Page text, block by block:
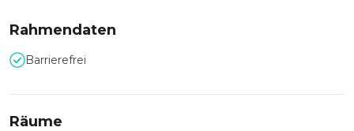
Rahmendaten
Barrierefrei
Räume